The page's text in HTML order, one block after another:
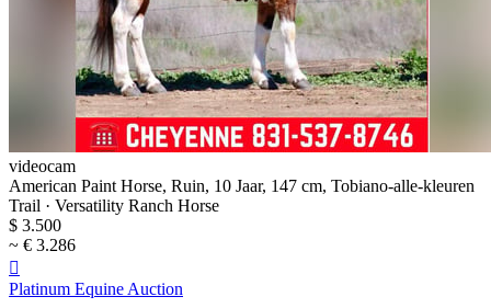
videocam
American Paint Horse, Ruin, 10 Jaar, 147 cm, Tobiano-alle-kleuren
Trail · Versatility Ranch Horse
$ 3.500
~ € 3.286

Platinum Equine Auction